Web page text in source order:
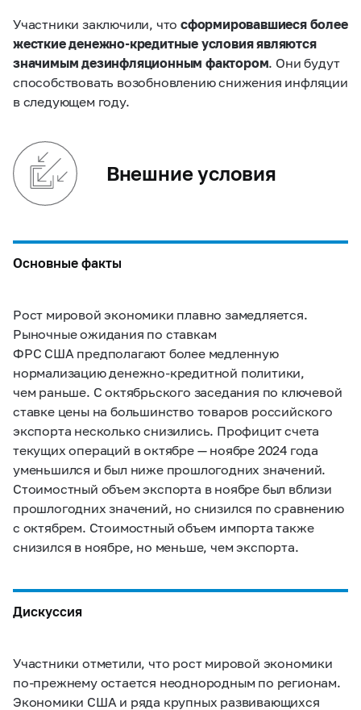
Участники заключили, что сформировавшиеся более
жесткие денежно-кредитные условия являются
значимым дезинфляционным фактором. Они будут
способствовать возобновлению снижения инфляции
в следующем году.
Внешние условия
Основные факты
Рост мировой экономики плавно замедляется.
Рыночные ожидания по ставкам
ФРС США предполагают более медленную
нормализацию денежно-кредитной политики,
чем раньше. С октябрьского заседания по ключевой
ставке цены на большинство товаров российского
экспорта несколько снизились. Профицит счета
текущих операций в октябре — ноябре 2024 года
уменьшился и был ниже прошлогодних значений.
Стоимостный объем экспорта в ноябре был вблизи
прошлогодних значений, но снизился по сравнению
с октябрем. Стоимостный объем импорта также
снизился в ноябре, но меньше, чем экспорта.
Дискуссия
Участники отметили, что рост мировой экономики
по‑прежнему остается неоднородным по регионам.
Экономики США и ряда крупных развивающихся